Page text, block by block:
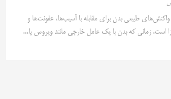
واکنش‌های طبیعی بدن برای مقابله با آسیب‌ها، عفونت‌ها و
است. زمانی که بدن با یک عامل خارجی مانند ویروس یا...